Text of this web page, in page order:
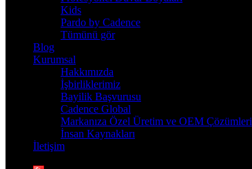
Kids
Pardo by Cadence
Tümünü gör
Blog
Kurumsal
Hakkımızda
İşbirliklerimiz
Bayilik Başvurusu
Cadence Global
Markanıza Özel Üretim ve OEM Çözümleri
İnsan Kaynakları
İletişim